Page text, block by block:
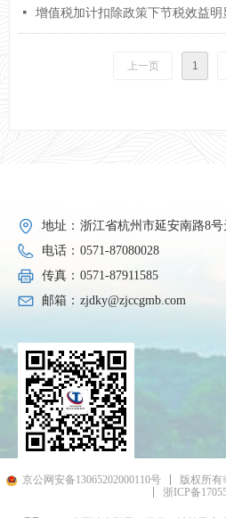
넷 增值税加计扣除政策下节税效益明
上一页 1
地址： 浙江省杭州市延安南路8号
电话： 0571-87080028
传真： 0571-87911585
邮箱： zjdky@zjccgmb.com
京公网安备13065202000110号
版权所
浙ICP备